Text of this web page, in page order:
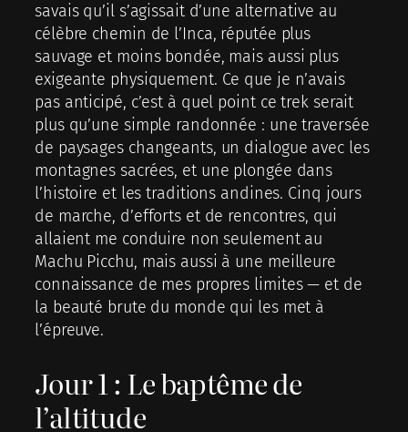
savais qu’il s’agissait d’une alternative au
célèbre chemin de l’Inca, réputée plus
sauvage et moins bondée, mais aussi plus
exigeante physiquement. Ce que je n’avais
pas anticipé, c’est à quel point ce trek serait
plus qu’une simple randonnée : une traversée
de paysages changeants, un dialogue avec les
montagnes sacrées, et une plongée dans
l’histoire et les traditions andines. Cinq jours
de marche, d’efforts et de rencontres, qui
allaient me conduire non seulement au
Machu Picchu, mais aussi à une meilleure
connaissance de mes propres limites — et de
la beauté brute du monde qui les met à
l’épreuve.
Jour 1 : Le baptême de
l’altitude